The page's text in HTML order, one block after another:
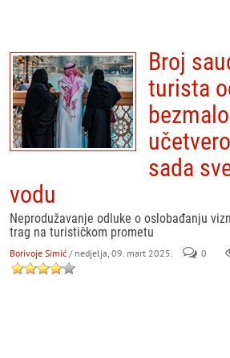
Broj
turista
bezmalo
sada
vodu
Neprodužavanje odluke o oslobađanju
trag na turističkom prometu
Borivoje Simić / nedjelja, 09. mart 2025. 0